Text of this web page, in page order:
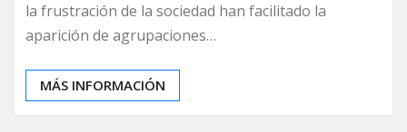
la frustración de la sociedad han facilitado la
aparición de agrupaciones…
MÁS INFORMACIÓN